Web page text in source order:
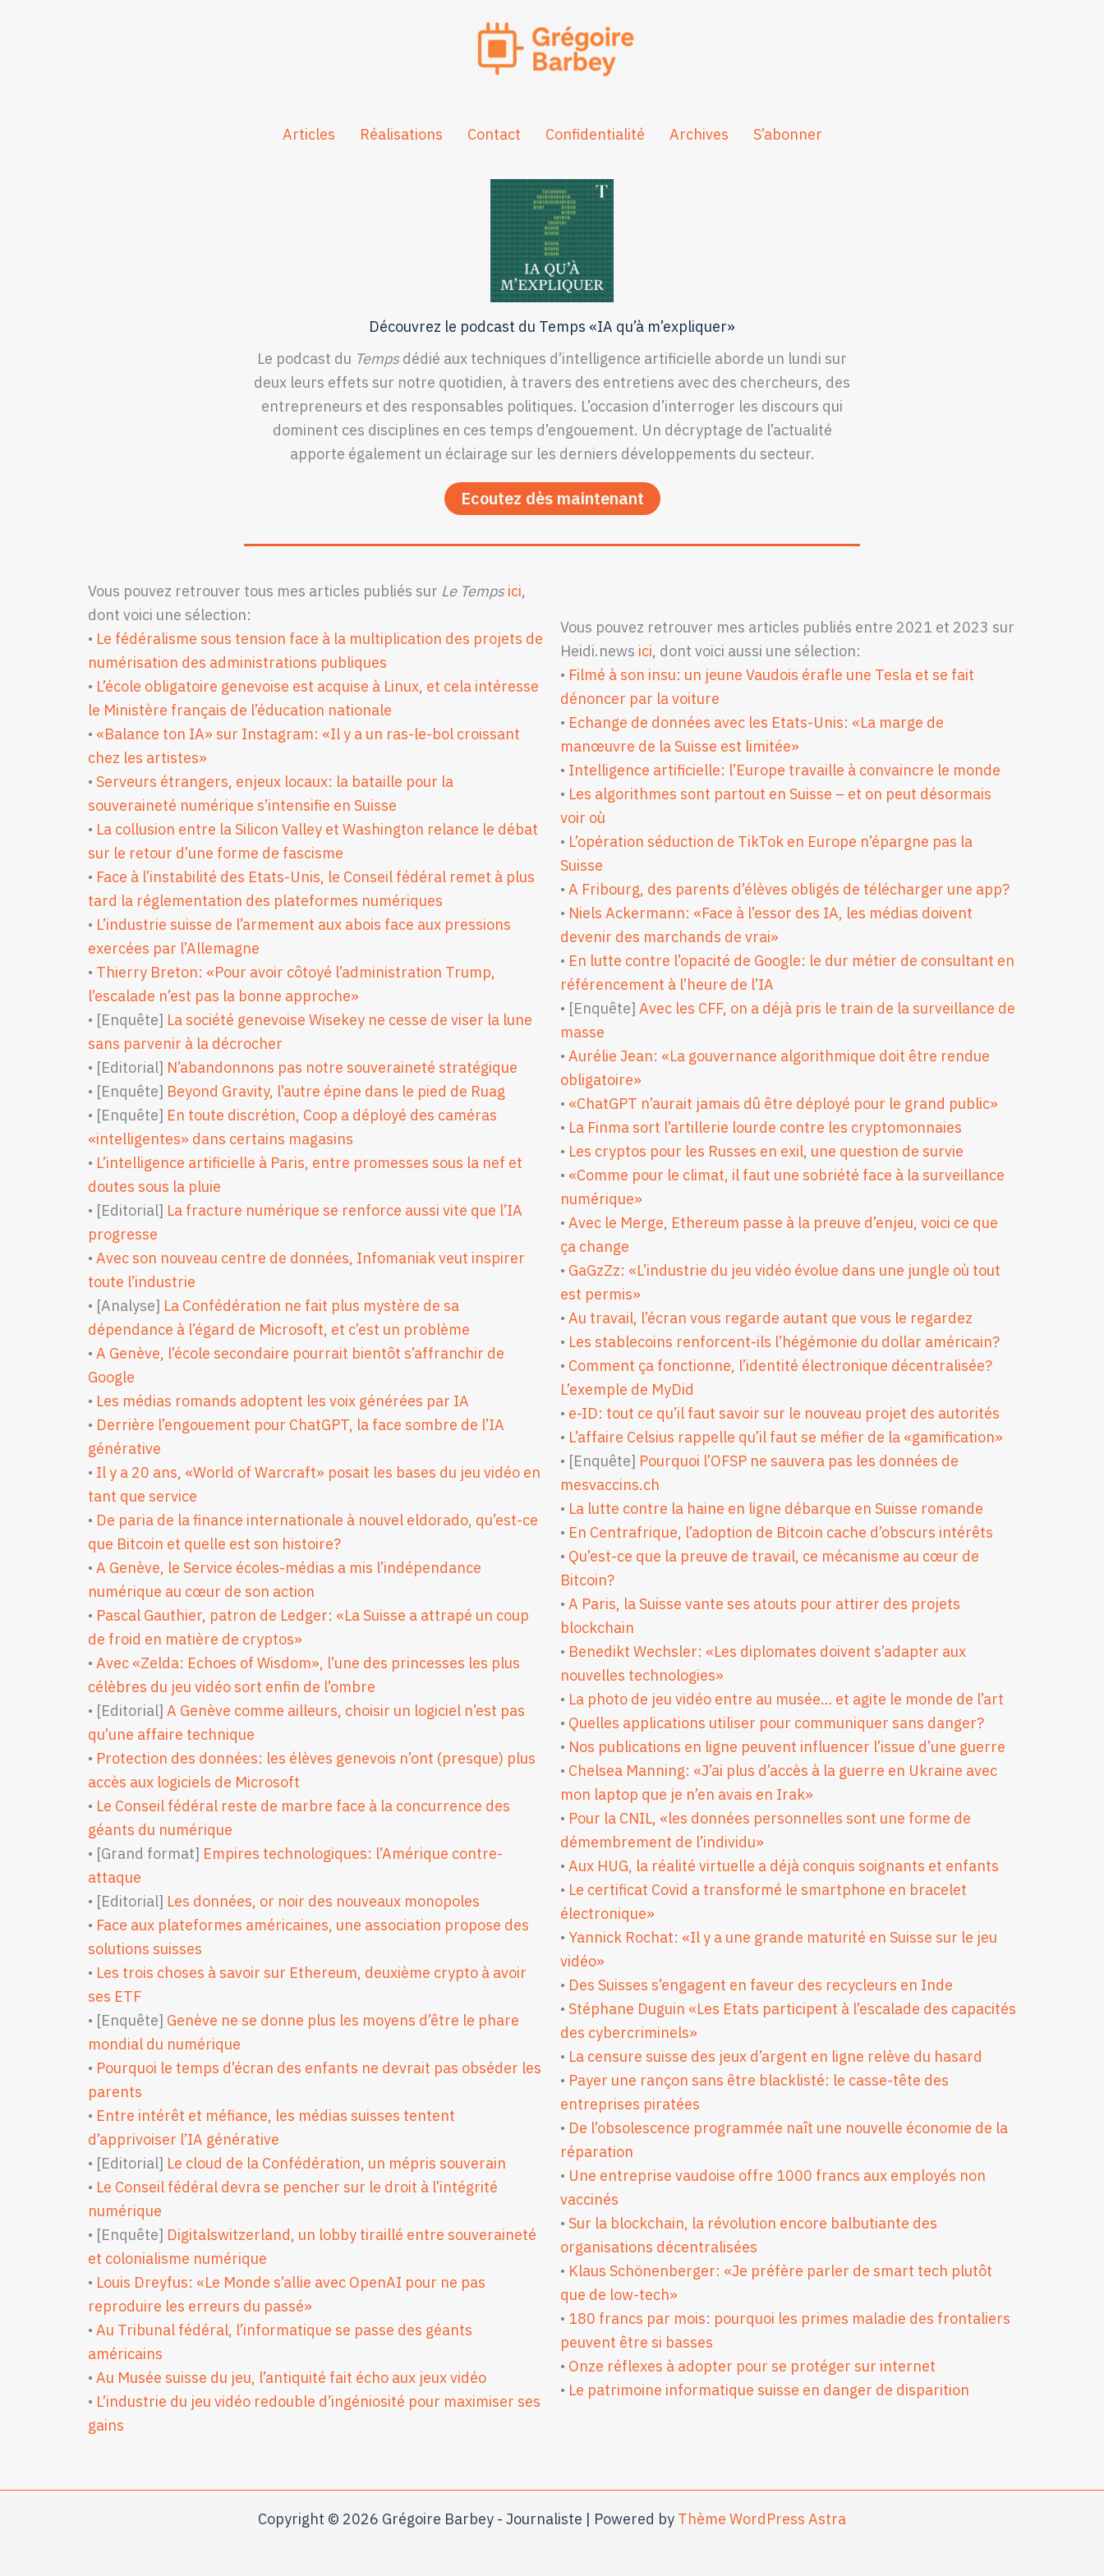
Articles Réalisations Contact Confidentialité Archives S’abonner
Découvrez le podcast du Temps «IA qu’à m’expliquer»
Le podcast du Tempsdédié aux techniques d’intelligence artificielle aborde un lundi sur
deux leurs effets sur notre quotidien, à travers des entretiens avec des chercheurs, des
entrepreneurs et des responsables politiques. L’occasion d’interroger les discours qui
dominent ces disciplines en ces temps d’engouement. Un décryptage de l’actualité
apporte également un éclairage sur les derniers développements du secteur.
Ecoutez dès maintenant
Vous pouvez retrouver tous mes articles publiés sur Le Temps ici,
dont voici une sélection:
• Le fédéralisme sous tension face à la multiplication des projets de
numérisation des administrations publiques
• L’école obligatoire genevoise est acquise à Linux, et cela intéresse
le Ministère français de l’éducation nationale
• «Balance ton IA» sur Instagram: «Il y a un ras-le-bol croissant
chez les artistes»
• Serveurs étrangers, enjeux locaux: la bataille pour la
souveraineté numérique s’intensifie en Suisse
• La collusion entre la Silicon Valley et Washington relance le débat
sur le retour d’une forme de fascisme
• Face à l’instabilité des Etats-Unis, le Conseil fédéral remet à plus
tard la réglementation des plateformes numériques
• L’industrie suisse de l’armement aux abois face aux pressions
exercées par l’Allemagne
• Thierry Breton: «Pour avoir côtoyé l’administration Trump,
l’escalade n’est pas la bonne approche»
• [Enquête] La société genevoise Wisekey ne cesse de viser la lune
sans parvenir à la décrocher
• [Editorial] N’abandonnons pas notre souveraineté stratégique
• [Enquête] Beyond Gravity, l’autre épine dans le pied de Ruag
• [Enquête] En toute discrétion, Coop a déployé des caméras
«intelligentes» dans certains magasins
• L’intelligence artificielle à Paris, entre promesses sous la nef et
doutes sous la pluie
• [Editorial] La fracture numérique se renforce aussi vite que l’IA
progresse
• Avec son nouveau centre de données, Infomaniak veut inspirer
toute l’industrie
• [Analyse] La Confédération ne fait plus mystère de sa
dépendance à l’égard de Microsoft, et c’est un problème
• A Genève, l’école secondaire pourrait bientôt s’affranchir de
Google
• Les médias romands adoptent les voix générées par IA
• Derrière l’engouement pour ChatGPT, la face sombre de l’IA
générative
• Il y a 20 ans, «World of Warcraft» posait les bases du jeu vidéo en
tant que service
• De paria de la finance internationale à nouvel eldorado, qu’est-ce
que Bitcoin et quelle est son histoire?
• A Genève, le Service écoles-médias a mis l’indépendance
numérique au cœur de son action
• Pascal Gauthier, patron de Ledger: «La Suisse a attrapé un coup
de froid en matière de cryptos»
• Avec «Zelda: Echoes of Wisdom», l’une des princesses les plus
célèbres du jeu vidéo sort enfin de l’ombre
• [Editorial] A Genève comme ailleurs, choisir un logiciel n’est pas
qu’une affaire technique
• Protection des données: les élèves genevois n’ont (presque) plus
accès aux logiciels de Microsoft
• Le Conseil fédéral reste de marbre face à la concurrence des
géants du numérique
• [Grand format] Empires technologiques: l’Amérique contre-
attaque
• [Editorial] Les données, or noir des nouveaux monopoles
• Face aux plateformes américaines, une association propose des
solutions suisses
• Les trois choses à savoir sur Ethereum, deuxième crypto à avoir
ses ETF
• [Enquête] Genève ne se donne plus les moyens d’être le phare
mondial du numérique
• Pourquoi le temps d’écran des enfants ne devrait pas obséder les
parents
• Entre intérêt et méfiance, les médias suisses tentent
d’apprivoiser l’IA générative
• [Editorial] Le cloud de la Confédération, un mépris souverain
• Le Conseil fédéral devra se pencher sur le droit à l’intégrité
numérique
• [Enquête] Digitalswitzerland, un lobby tiraillé entre souveraineté
et colonialisme numérique
• Louis Dreyfus: «Le Monde s’allie avec OpenAI pour ne pas
reproduire les erreurs du passé»
• Au Tribunal fédéral, l’informatique se passe des géants
américains
• Au Musée suisse du jeu, l’antiquité fait écho aux jeux vidéo
• L’industrie du jeu vidéo redouble d’ingéniosité pour maximiser ses
gains
Vous pouvez retrouver mes articles publiés entre 2021 et 2023 sur
Heidi.news ici, dont voici aussi une sélection:
• Filmé à son insu: un jeune Vaudois érafle une Tesla et se fait
dénoncer par la voiture
• Echange de données avec les Etats-Unis: «La marge de
manœuvre de la Suisse est limitée»
• Intelligence artificielle: l’Europe travaille à convaincre le monde
• Les algorithmes sont partout en Suisse – et on peut désormais
voir où
• L’opération séduction de TikTok en Europe n’épargne pas la
Suisse
• A Fribourg, des parents d’élèves obligés de télécharger une app?
• Niels Ackermann: «Face à l’essor des IA, les médias doivent
devenir des marchands de vrai»
• En lutte contre l’opacité de Google: le dur métier de consultant en
référencement à l’heure de l’IA
• [Enquête] Avec les CFF, on a déjà pris le train de la surveillance de
masse
• Aurélie Jean: «La gouvernance algorithmique doit être rendue
obligatoire»
• «ChatGPT n’aurait jamais dû être déployé pour le grand public»
• La Finma sort l’artillerie lourde contre les cryptomonnaies
• Les cryptos pour les Russes en exil, une question de survie
• «Comme pour le climat, il faut une sobriété face à la surveillance
numérique»
• Avec le Merge, Ethereum passe à la preuve d’enjeu, voici ce que
ça change
• GaGzZz: «L’industrie du jeu vidéo évolue dans une jungle où tout
est permis»
• Au travail, l’écran vous regarde autant que vous le regardez
• Les stablecoins renforcent-ils l’hégémonie du dollar américain?
• Comment ça fonctionne, l’identité électronique décentralisée?
L’exemple de MyDid
• e-ID: tout ce qu’il faut savoir sur le nouveau projet des autorités
• L’affaire Celsius rappelle qu’il faut se méfier de la «gamification»
• [Enquête] Pourquoi l’OFSP ne sauvera pas les données de
mesvaccins.ch
• La lutte contre la haine en ligne débarque en Suisse romande
• En Centrafrique, l’adoption de Bitcoin cache d’obscurs intérêts
• Qu’est-ce que la preuve de travail, ce mécanisme au cœur de
Bitcoin?
• A Paris, la Suisse vante ses atouts pour attirer des projets
blockchain
• Benedikt Wechsler: «Les diplomates doivent s’adapter aux
nouvelles technologies»
• La photo de jeu vidéo entre au musée… et agite le monde de l’art
• Quelles applications utiliser pour communiquer sans danger?
• Nos publications en ligne peuvent influencer l’issue d’une guerre
• Chelsea Manning: «J’ai plus d’accès à la guerre en Ukraine avec
mon laptop que je n’en avais en Irak»
• Pour la CNIL, «les données personnelles sont une forme de
démembrement de l’individu»
• Aux HUG, la réalité virtuelle a déjà conquis soignants et enfants
• Le certificat Covid a transformé le smartphone en bracelet
électronique»
• Yannick Rochat: «Il y a une grande maturité en Suisse sur le jeu
vidéo»
• Des Suisses s’engagent en faveur des recycleurs en Inde
• Stéphane Duguin «Les Etats participent à l’escalade des capacités
des cybercriminels»
• La censure suisse des jeux d’argent en ligne relève du hasard
• Payer une rançon sans être blacklisté: le casse-tête des
entreprises piratées
• De l’obsolescence programmée naît une nouvelle économie de la
réparation
• Une entreprise vaudoise offre 1000 francs aux employés non
vaccinés
• Sur la blockchain, la révolution encore balbutiante des
organisations décentralisées
• Klaus Schönenberger: «Je préfère parler de smart tech plutôt
que de low-tech»
• 180 francs par mois: pourquoi les primes maladie des frontaliers
peuvent être si basses
• Onze réflexes à adopter pour se protéger sur internet
• Le patrimoine informatique suisse en danger de disparition
Copyright © 2026 Grégoire Barbey - Journaliste | Powered by Thème WordPress Astra